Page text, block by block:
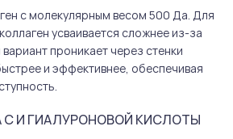
с молекулярным весом 500 Да. Для
усваивается сложнее из-за
проникает через стенки
и эффективнее, обеспечивая
С И ГИАЛУРОНОВОЙ КИСЛОТЫ